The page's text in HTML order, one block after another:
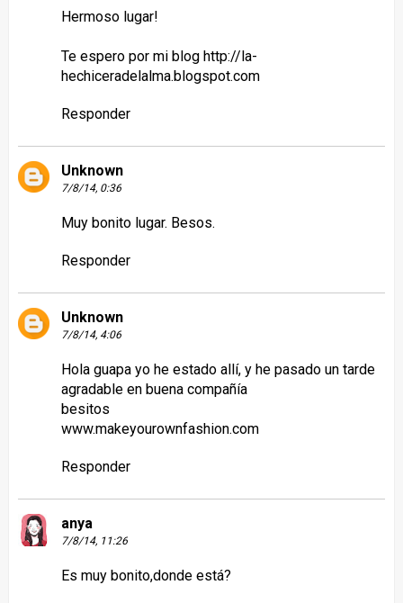
Hermoso lugar!
Te espero por mi blog http://la-
hechiceradelalma.blogspot.com
Responder
Unknown
7/8/14, 0:36
Muy bonito lugar. Besos.
Responder
Unknown
7/8/14, 4:06
Hola guapa yo he estado allí, y he pasado un tarde
agradable en buena compañía
besitos
www.makeyourownfashion.com
Responder
anya
7/8/14, 11:26
Es muy bonito,donde está?